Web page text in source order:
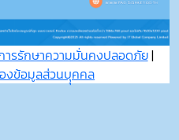
ารรักษาความมั่นคงปลอดภัย|
งข้อมูลส่วนบุุคคล